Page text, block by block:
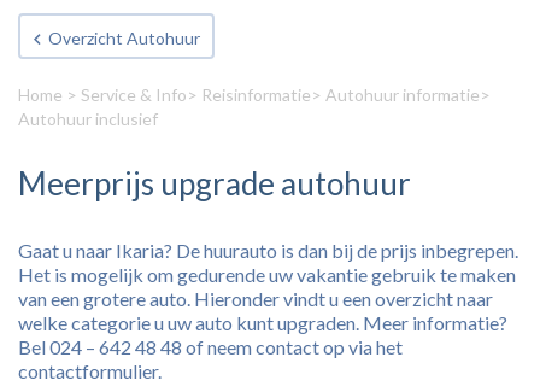
Overzicht Autohuur
Home > Service & Info> Reisinformatie> Autohuur informatie>
Autohuur inclusief
Meerprijs upgrade autohuur
Gaat u naar Ikaria? De huurauto is dan bij de prijs inbegrepen.
Het is mogelijk om gedurende uw vakantie gebruik te maken
van een grotere auto. Hieronder vindt u een overzicht naar
welke categorie u uw auto kunt upgraden. Meer informatie?
Bel 024 – 642 48 48 of neem contact op via het
contactformulier.